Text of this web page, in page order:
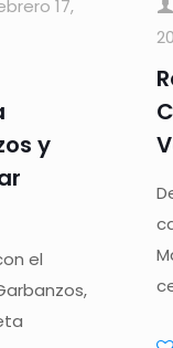
17,
y
el